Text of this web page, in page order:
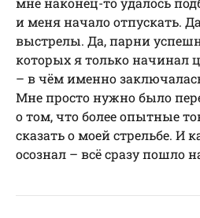
и меня начало отпускать.
выстрелы. Да, парни
которых я только начинал
– в чём именно
Мне просто нужно было
о том, что более опытные
сказать о моей стрельбе. И
осознал – всё сразу пошло